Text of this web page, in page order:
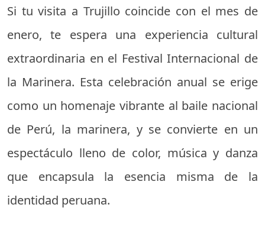
Si tu visita a Trujillo coincide con el mes de
enero, te espera una experiencia cultural
extraordinaria en el Festival Internacional de
la Marinera. Esta celebración anual se erige
como un homenaje vibrante al baile nacional
de Perú, la marinera, y se convierte en un
espectáculo lleno de color, música y danza
que encapsula la esencia misma de la
identidad peruana.